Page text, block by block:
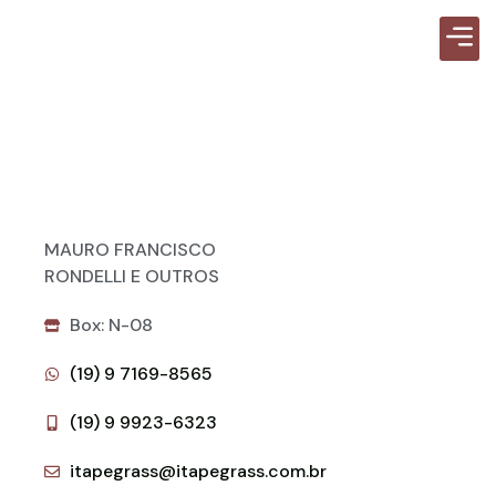
MAURO FRANCISCO
RONDELLI E OUTROS
Box: N-08
(19) 9 7169-8565
(19) 9 9923-6323
itapegrass@itapegrass.com.br